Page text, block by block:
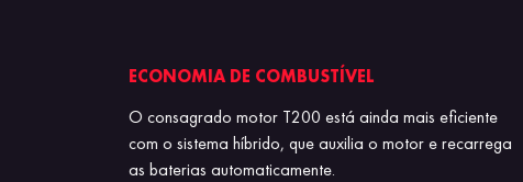
e apaixonante,
ECONOMIA DE COMBUSTÍVEL
O consagrado motor T200 está ainda mais eficiente
com o sistema híbrido, que auxilia o motor e recarrega
as baterias automaticamente.